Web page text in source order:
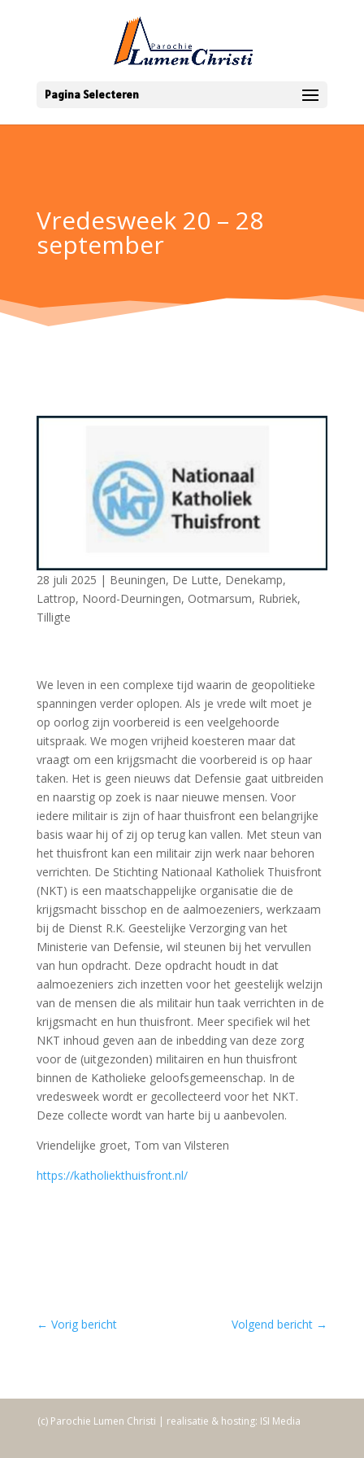
Pagina Selecteren
Vredesweek 20 – 28
september
28 juli 2025 | Beuningen, De Lutte, Denekamp,
Lattrop, Noord-Deurningen, Ootmarsum, Rubriek,
Tilligte
We leven in een complexe tijd waarin de geopolitieke
spanningen verder oplopen. Als je vrede wilt moet je
op oorlog zijn voorbereid is een veelgehoorde
uitspraak. We mogen vrijheid koesteren maar dat
vraagt om een krijgsmacht die voorbereid is op haar
taken. Het is geen nieuws dat Defensie gaat uitbreiden
en naarstig op zoek is naar nieuwe mensen. Voor
iedere militair is zijn of haar thuisfront een belangrijke
basis waar hij of zij op terug kan vallen. Met steun van
het thuisfront kan een militair zijn werk naar behoren
verrichten. De Stichting Nationaal Katholiek Thuisfront
(NKT) is een maatschappelijke organisatie die de
krijgsmacht bisschop en de aalmoezeniers, werkzaam
bij de Dienst R.K. Geestelijke Verzorging van het
Ministerie van Defensie, wil steunen bij het vervullen
van hun opdracht. Deze opdracht houdt in dat
aalmoezeniers zich inzetten voor het geestelijk welzijn
van de mensen die als militair hun taak verrichten in de
krijgsmacht en hun thuisfront. Meer specifiek wil het
NKT inhoud geven aan de inbedding van deze zorg
voor de (uitgezonden) militairen en hun thuisfront
binnen de Katholieke geloofsgemeenschap. In de
vredesweek wordt er gecollecteerd voor het NKT.
Deze collecte wordt van harte bij u aanbevolen.
Vriendelijke groet, Tom van Vilsteren
https://katholiekthuisfront.nl/
← Vorig bericht Volgend bericht →
(c) Parochie Lumen Christi | realisatie & hosting: ISI Media